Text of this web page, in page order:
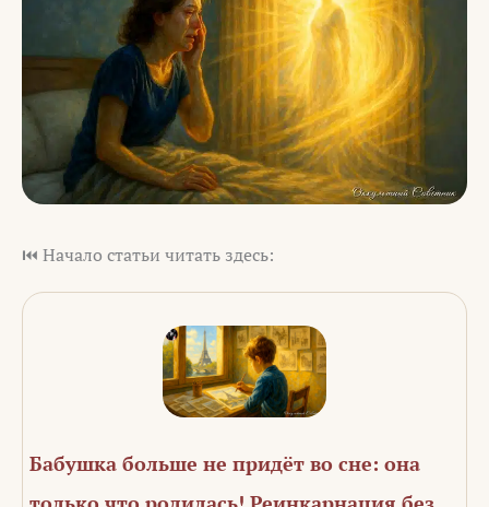
⏮️ Начало статьи читать здесь:
Бабушка больше не придёт во сне: она